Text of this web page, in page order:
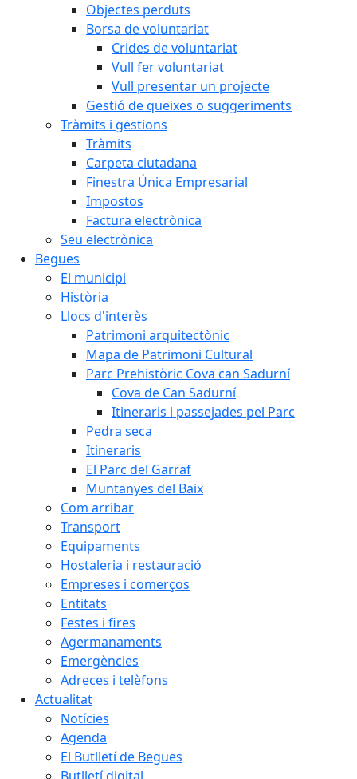
Objectes perduts
Borsa de voluntariat
Crides de voluntariat
Vull fer voluntariat
Vull presentar un projecte
Gestió de queixes o suggeriments
Tràmits i gestions
Tràmits
Carpeta ciutadana
Finestra Única Empresarial
Impostos
Factura electrònica
Seu electrònica
Begues
El municipi
Història
Llocs d'interès
Patrimoni arquitectònic
Mapa de Patrimoni Cultural
Parc Prehistòric Cova can Sadurní
Cova de Can Sadurní
Itineraris i passejades pel Parc
Pedra seca
Itineraris
El Parc del Garraf
Muntanyes del Baix
Com arribar
Transport
Equipaments
Hostaleria i restauració
Empreses i comerços
Entitats
Festes i fires
Agermanaments
Emergències
Adreces i telèfons
Actualitat
Notícies
Agenda
El Butlletí de Begues